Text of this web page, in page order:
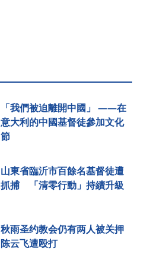
「我們被迫離開中國」 ——在
意大利的中國基督徒參加文化
節
山東省臨沂市百餘名基督徒遭
抓捕 「清零行動」持續升級
秋雨圣约教会仍有两人被关押
陈云飞遭殴打